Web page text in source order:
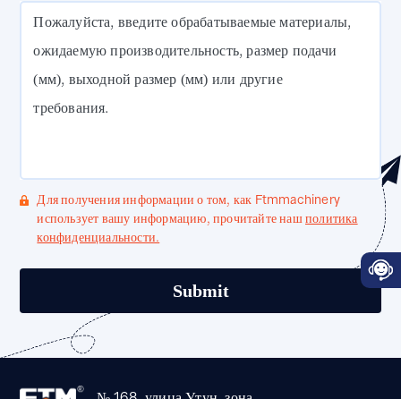
Пожалуйста, введите обрабатываемые материалы,
ожидаемую производительность, размер подачи
(мм), выходной размер (мм) или другие
требования.
Для получения информации о том, как Ftmmachinery
использует вашу информацию, прочитайте нашполитика
конфиденциальности.